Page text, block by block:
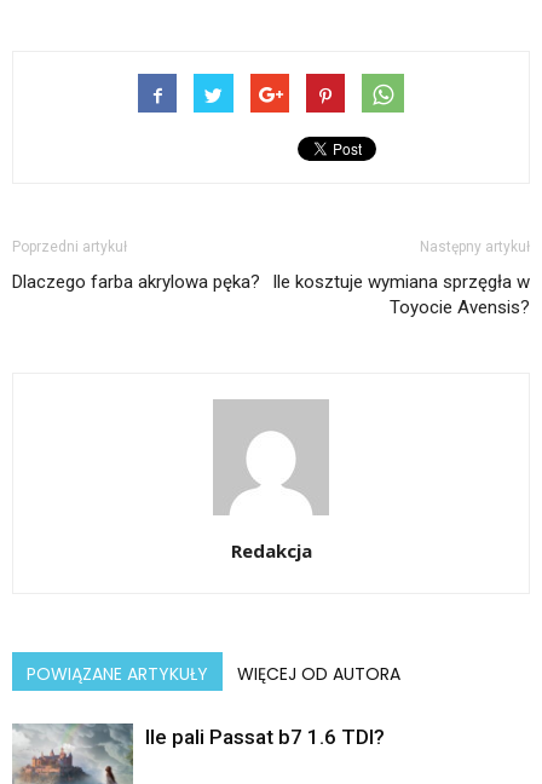
Poprzedni artykuł
Dlaczego farba akrylowa pęka?
Następny artykuł
Ile kosztuje wymiana sprzęgła w
Toyocie Avensis?
Redakcja
POWIĄZANE ARTYKUŁY WIĘCEJ OD AUTORA
Ile pali Passat b7 1.6 TDI?